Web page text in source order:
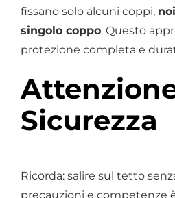
fissano solo alcuni coppi,
singolo coppo. Questo
protezione completa e
Sicurezza
Ricorda: salire sul tetto
precauzioni e competenze